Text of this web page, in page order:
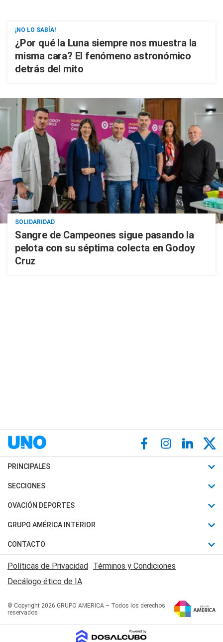
¡NO LO SABÍA!
¿Por qué la Luna siempre nos muestra la
misma cara? El fenómeno astronómico
detrás del mito
SOLIDARIDAD
Sangre de Campeones sigue pasando la
pelota con su séptima colecta en Godoy
Cruz
PRINCIPALES
Últimas Noticias
Política
Judiciales
Economia
SECCIONES
Horóscopo
Motores
Trucos caseros
Series y Películas
Edictos y Solicitadas
OVACIÓN DEPORTES
Fútbol
Mundial
Automovilismo
Rugby
Básquet
GRUPO AMÉRICA INTERIOR
Canal 7 en Vivo
San Juan 8
CONTACTO
Acerca de Nosotros
Contactanos
Políticas de Privacidad Términos y Condiciones
Decálogo ético de IA
© Copyright 2026 GRUPO AMERICA – Todos los derechos
reservados